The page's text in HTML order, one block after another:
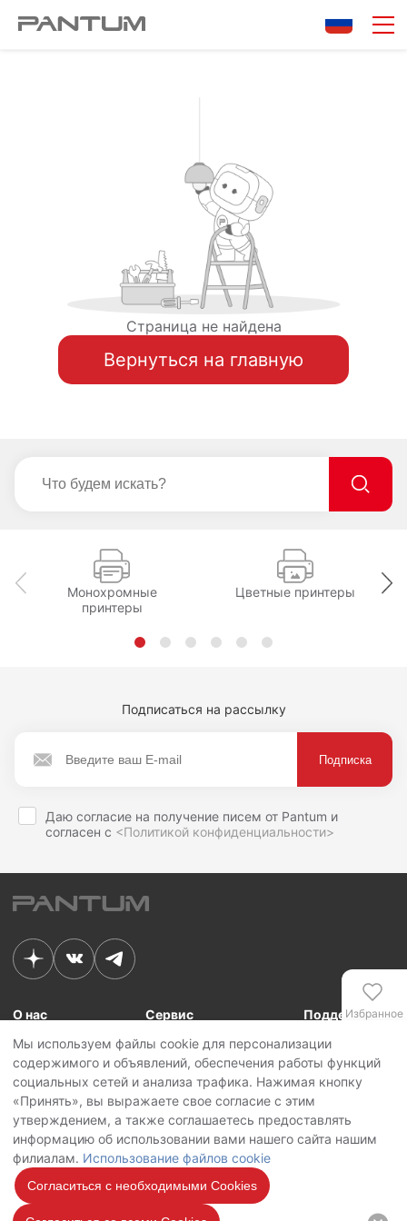
Страница не найдена
Вернуться на главную
Монохромные
принтеры
Цветные принтеры
Подписаться на рассылку
Даю согласие на получение писем от Pantum и
согласен с <Политикой конфиденциальности>
Мы используем файлы cookie для персонализации
содержимого и объявлений, обеспечения работы функций
социальных сетей и анализа трафика. Нажимая кнопку
«Принять», вы выражаете свое согласие с этим
утверждением, а также соглашаетесь предоставлять
информацию об использовании вами нашего сайта нашим
филиалам. Использование файлов cookie
Согласиться с необходимыми Cookies
Избранное
Сравнение
О нас
Связь с Pantum
Новости
Контакты
Сервис
Сервисные центры
Сервисная политика
Поддержка
Для сотрудников
Для партнеров
Личный кабинет
Copyright © 2026 Pantum International Limited. Все права защищены
Политика конфиденциальности
Политика обработки персональных данных
Использование файлов cookie